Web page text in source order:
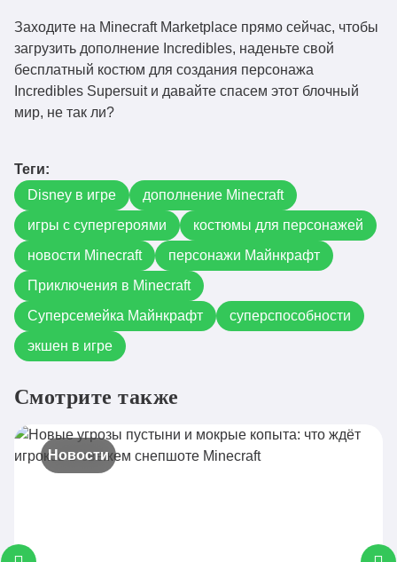
Заходите на Minecraft Marketplace прямо сейчас, чтобы
загрузить дополнение Incredibles, наденьте свой
бесплатный костюм для создания персонажа
Incredibles Supersuit и давайте спасем этот блочный
мир, не так ли?
Теги:
Disney в игре
дополнение Minecraft
игры с супергероями
костюмы для персонажей
новости Minecraft
персонажи Майнкрафт
Приключения в Minecraft
Суперсемейка Майнкрафт
суперспособности
экшен в игре
Смотрите также
Новости